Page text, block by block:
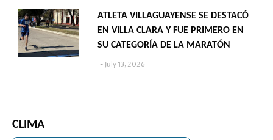
ATLETA VILLAGUAYENSE SE DESTACÓ
EN VILLA CLARA Y FUE PRIMERO EN
SU CATEGORÍA DE LA MARATÓN
July 13, 2026
CLIMA